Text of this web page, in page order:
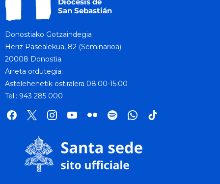
Donostiako Gotzaindegia
Heriz Pasealekua, 82 (Seminarioa)
20008 Donostia
Arreta ordutegia:
Astelehenetik ostiralera 08:00-15:00
Tel.: 943 285 000
facebook
x instagramyoutube
flickr spotifywhatsapp
tik